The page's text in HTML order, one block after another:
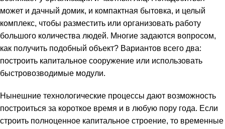
может и дачный домик, и компактная бытовка, и целый
комплекс, чтобы разместить или организовать работу
большого количества людей. Многие задаются вопросом,
как получить подобный объект? Вариантов всего два:
построить капитальное сооружение или использовать
быстровозводимые модули.
Нынешние технологические процессы дают возможность
построиться за короткое время и в любую пору года. Если
строить полноценное капитальное строение, то временные